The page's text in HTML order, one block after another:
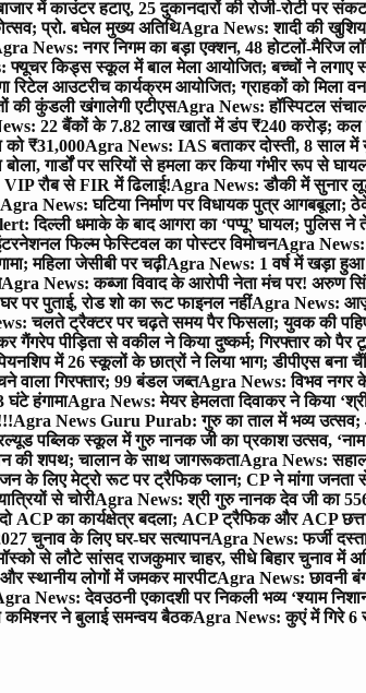
में काउंटर हटाए, 25 दुकानदारों की रोजी-रोटी पर संकट
प्रो. बघेल मुख्य अतिथिAgra News: शादी की
News: नगर निगम का बड़ा एक्शन, 48 होटलों-मैरिज
फ्यूचर किड्स स्कूल में बाल मेला आयोजित; बच्चों ने लगाए
आउटरीच कार्यक्रम आयोजित; ग्राहकों को मिला
की कुंडली खंगालेगी एटीएसAgra News: हॉस्पिटल
22 बैंकों के 7.82 लाख खातों में डंप ₹240 करोड़; कल
को ₹31,000Agra News: IAS बताकर दोस्ती, 8 साल
गार्डों पर सरियों से हमला कर किया गंभीर रूप से
रौब से FIR में ढिलाई!Agra News: डौकी में सुनार
Agra News: घटिया निर्माण पर विधायक पुत्र आगबबूला;
दिल्ली धमाके के बाद आगरा का ‘पप्पू’ घायल; पुलिस
फिल्म फेस्टिवल का पोस्टर विमोचनAgra News:
महिला जेसीबी पर चढ़ीAgra News: 1 वर्ष में खड़ा हुआ
Agra News: कब्जा विवाद के आरोपी नेता मंच पर! अरुण
घर पर पुताई, रोड शो का रूट फाइनल नहींAgra News:
चलते ट्रैक्टर पर चढ़ते समय पैर फिसला; युवक की
पीड़िता से वकील ने किया दुष्कर्म; गिरफ्तार को पैर
में 26 स्कूलों के छात्रों ने लिया भाग; डीपीएस बना
वाला गिरफ्तार; 99 बंडल जब्तAgra News: विभव नगर के
हंगामाAgra News: मेयर हेमलता दिवाकर ने किया
Agra News Guru Purab: गुरु का ताल में भव्य
पब्लिक स्कूल में गुरु नानक जी का प्रकाश उत्सव, ‘नाम
की शपथ; चालान के साथ जागरूकताAgra News:
के लिए मेट्रो रूट पर ट्रैफिक प्लान; CP ने मांगा जनता
से चोरीAgra News: श्री गुरु नानक देव जी का
ACP का कार्यक्षेत्र बदला; ACP ट्रैफिक और ACP
चुनाव के लिए घर-घर सत्यापनAgra News: फर्जी
से लौटे सांसद राजकुमार चाहर, सीधे बिहार चुनाव में
स्थानीय लोगों में जमकर मारपीटAgra News: छावनी
News: देवउठनी एकादशी पर निकली भव्य ‘श्याम
कमिश्नर ने बुलाई समन्वय बैठकAgra News: कुएं में गिरे 6